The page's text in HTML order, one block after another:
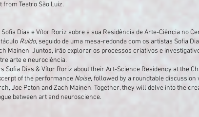
from Teatro São Luiz.
Dias e Vítor Roriz sobre a sua Residência de Arte-Ciência no
Ruído, seguido de uma mesa-redonda com os artistas Sofia
Mainen. Juntos, irão explorar os processos criativos e
arte e neurociência.
Sofia Dias & Vítor Roriz about their Art-Science Residency at the
of the performance Noise, followed by a roundtable
Joe Paton and Zach Mainen. Together, they will delve into the
between art and neuroscience.